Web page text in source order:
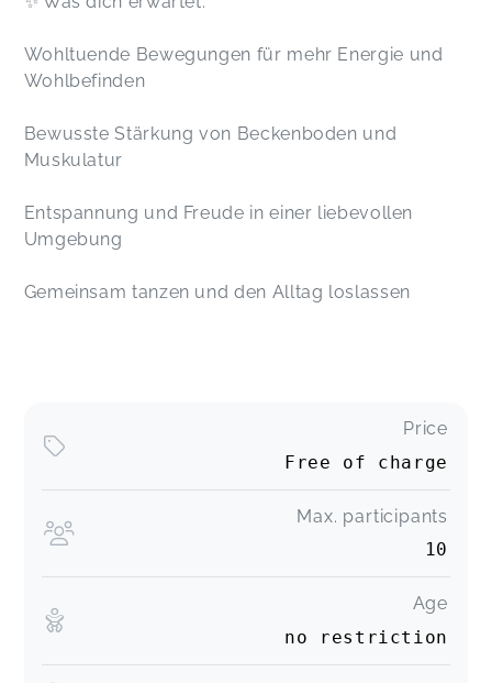
Wohltuende Bewegungen für mehr Energie und
Wohlbefinden
Bewusste Stärkung von Beckenboden und
Muskulatur
Entspannung und Freude in einer liebevollen
Umgebung
Gemeinsam tanzen und den Alltag loslassen
Price
Free of charge
Max. participants
10
Age
no restriction